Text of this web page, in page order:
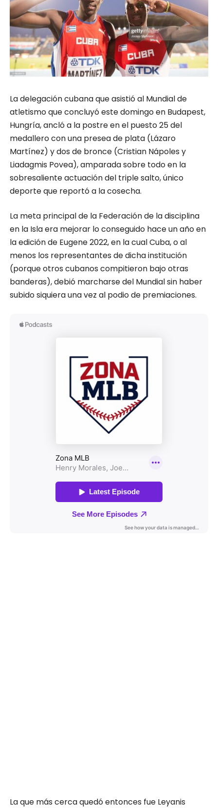
La delegación cubana que asistió al Mundial de
atletismo que concluyó este domingo en Budapest,
Hungría, ancló a la postre en el puesto 25 del
medallero con una presea de plata (Lázaro
Martínez) y dos de bronce (Cristian Nápoles y
Liadagmis Povea), amparada sobre todo en la
sobresaliente actuación del triple salto, único
deporte que reportó a la cosecha.
La meta principal de la Federación de la disciplina
en la Isla era mejorar lo conseguido hace un año en
la edición de Eugene 2022, en la cual Cuba, o al
menos los representantes de dicha institución
(porque otros cubanos compitieron bajo otras
banderas), debió marcharse del Mundial sin haber
subido siquiera una vez al podio de premiaciones.
La que más cerca quedó entonces fue Leyanis